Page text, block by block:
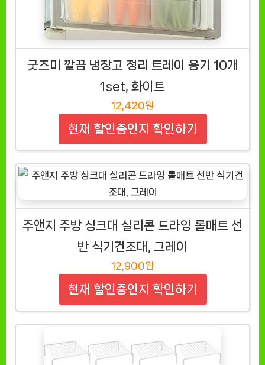
굿즈미 깔끔 냉장고 정리 트레이 용기 10개
1set, 화이트
12,420원
현재 할인중인지 확인하기
주앤지 주방 싱크대 실리콘 드라잉 롤매트 선
반 식기건조대, 그레이
12,900원
현재 할인중인지 확인하기